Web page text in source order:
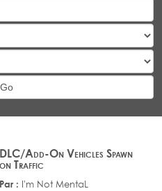
DLC/Add-On Vehicles Spawn
on Traffic
Par : I'm Not MentaL